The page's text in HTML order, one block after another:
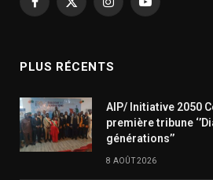
Facebook
X
InstagramYouTube
PLUS RÉCENTS
AIP/ Initiative 2050
première tribune
générations’’
8 AOÛT 2026